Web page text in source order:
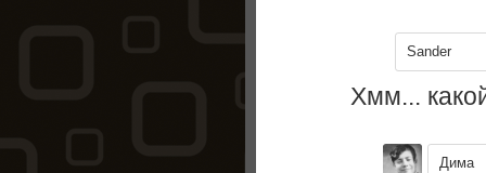
Sander
Хмм...
Дима